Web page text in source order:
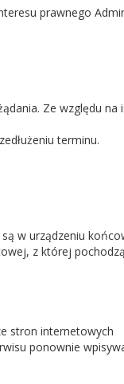
prawnego
Ze względu na
terminu.
w urządzeniu
z której
stron internetowych
ponownie